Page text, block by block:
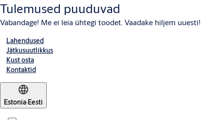
Tulemused puuduvad
Vabandage! Me ei leia ühtegi toodet. Vaadake hiljem uuesti!
Lahendused
Jätkusuutlikkus
Kust osta
Kontaktid
Estonia·Eesti